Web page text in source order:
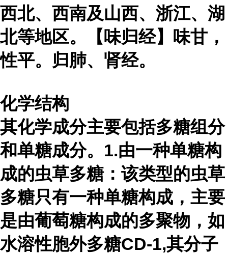
西北、西南及山西、浙江、湖
北等地区。【味归经】味甘，
性平。归肺、肾经。
化学结构
其化学成分主要包括多糖组分
和单糖成分。1.由一种单糖构
成的虫草多糖：该类型的虫草
多糖只有一种单糖构成，主要
是由葡萄糖构成的多聚物，如
水溶性胞外多糖CD-1,其分子